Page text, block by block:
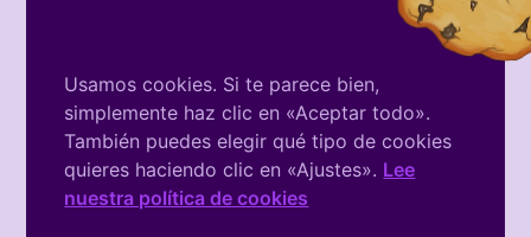
Eventos
There is no Event
Usamos cookies. Si te parece bien,
simplemente haz clic en «Aceptar todo».
También puedes elegir qué tipo de cookies
quieres haciendo clic en «Ajustes». Lee
nuestra política de cookies